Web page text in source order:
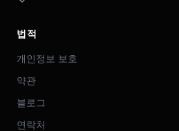
법적
개인정보 보호
약관
블로그
연락처